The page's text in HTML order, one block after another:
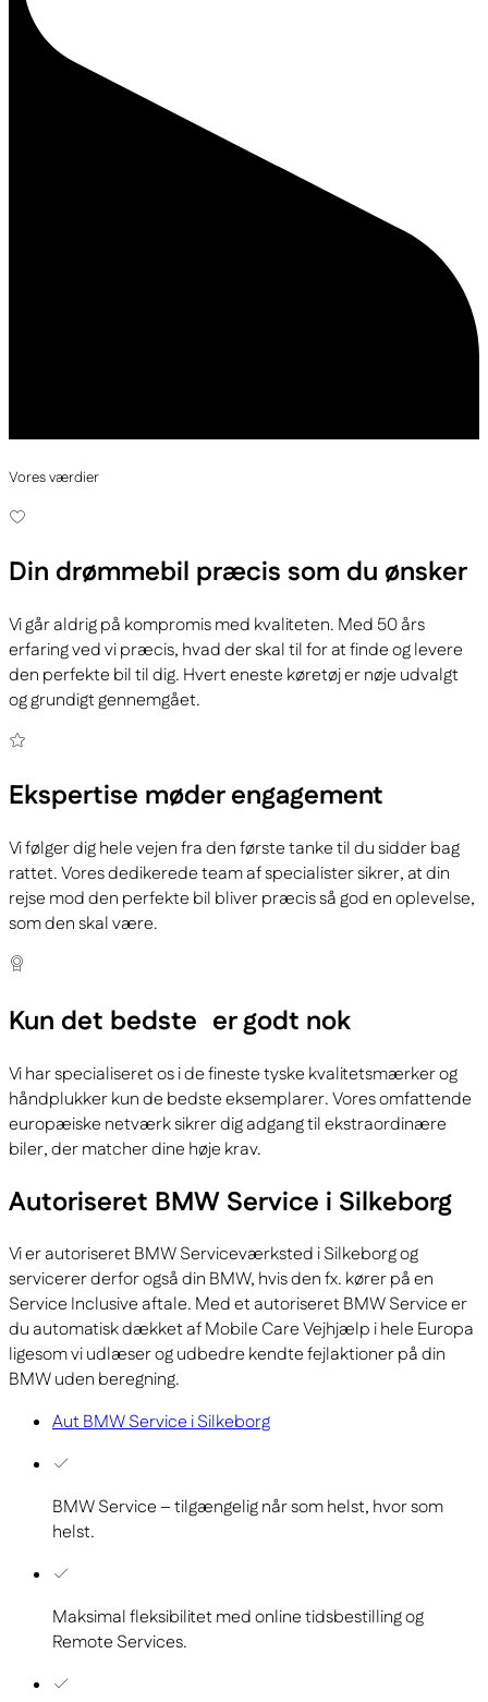
Vores værdier
Din drømmebil præcis som du ønsker
Vi går aldrig på kompromis med kvaliteten. Med 50 års
erfaring ved vi præcis, hvad der skal til for at finde og levere
den perfekte bil til dig. Hvert eneste køretøj er nøje udvalgt
og grundigt gennemgået.
Ekspertise møder engagement
Vi følger dig hele vejen fra den første tanke til du sidder bag
rattet. Vores dedikerede team af specialister sikrer, at din
rejse mod den perfekte bil bliver præcis så god en oplevelse,
som den skal være.
Kun det bedste er godt nok
Vi har specialiseret os i de fineste tyske kvalitetsmærker og
håndplukker kun de bedste eksemplarer. Vores omfattende
europæiske netværk sikrer dig adgang til ekstraordinære
biler, der matcher dine høje krav.
Autoriseret BMW Service i Silkeborg
Vi er autoriseret BMW Serviceværksted i Silkeborg og
servicerer derfor også din BMW, hvis den fx. kører på en
Service Inclusive aftale. Med et autoriseret BMW Service er
du automatisk dækket af Mobile Care Vejhjælp i hele Europa
ligesom vi udlæser og udbedre kendte fejlaktioner på din
BMW uden beregning.
Aut BMW Service i Silkeborg
BMW Service – tilgængelig når som helst, hvor som
helst.
Maksimal fleksibilitet med online tidsbestilling og
Remote Services.